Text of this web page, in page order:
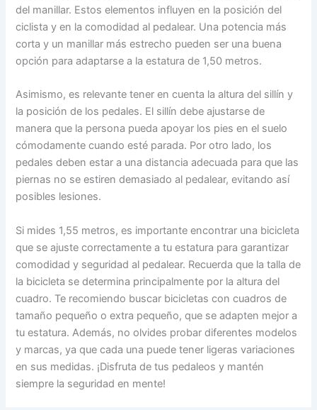
del manillar. Estos elementos influyen en la posición del
ciclista y en la comodidad al pedalear. Una potencia más
corta y un manillar más estrecho pueden ser una buena
opción para adaptarse a la estatura de 1,50 metros.
Asimismo, es relevante tener en cuenta la altura del sillín y
la posición de los pedales. El sillín debe ajustarse de
manera que la persona pueda apoyar los pies en el suelo
cómodamente cuando esté parada. Por otro lado, los
pedales deben estar a una distancia adecuada para que las
piernas no se estiren demasiado al pedalear, evitando así
posibles lesiones.
Si mides 1,55 metros, es importante encontrar una bicicleta
que se ajuste correctamente a tu estatura para garantizar
comodidad y seguridad al pedalear. Recuerda que la talla de
la bicicleta se determina principalmente por la altura del
cuadro. Te recomiendo buscar bicicletas con cuadros de
tamaño pequeño o extra pequeño, que se adapten mejor a
tu estatura. Además, no olvides probar diferentes modelos
y marcas, ya que cada una puede tener ligeras variaciones
en sus medidas. ¡Disfruta de tus pedaleos y mantén
siempre la seguridad en mente!